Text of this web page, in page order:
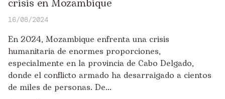
crisis en Mozambique
16/08/2024
En 2024, Mozambique enfrenta una crisis
humanitaria de enormes proporciones,
especialmente en la provincia de Cabo Delgado,
donde el conflicto armado ha desarraigado a cientos
de miles de personas. De...